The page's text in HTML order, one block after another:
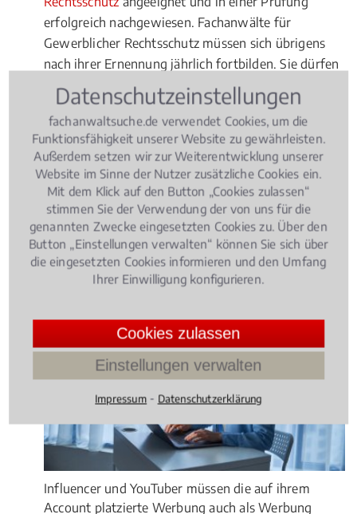
erfolgreich nachgewiesen. Fachanwälte für
Gewerblicher Rechtsschutz müssen sich übrigens
nach ihrer Ernennung jährlich fortbilden. Sie dürfen
auch nur in ingesamt drei Rechtsgebieten den Titel
"Fachanwalt" erwerben.
Rechtsbeiträge zu Europäische
Patente
gewerblichen Rechtsschutz, 29.03.2019(Update
08.06.2022)
Instagram, YouTube oder TikTok: Was
Influencer und YouTuber müssen die auf ihrem
Account platzierte Werbung auch als Werbung
Datenschutzeinstellungen
fachanwaltsuche.de verwendet Cookies, um die
Funktionsfähigkeit unserer Website zu gewährleisten.
Außerdem setzen wir zur Weiterentwicklung unserer
Website im Sinne der Nutzer zusätzliche Cookies ein.
Mit dem Klick auf den Button „Cookies zulassen“
stimmen Sie der Verwendung der von uns für die
genannten Zwecke eingesetzten Cookies zu. Über den
Button „Einstellungen verwalten“ können Sie sich über
die eingesetzten Cookies informieren und den Umfang
Ihrer Einwilligung konfigurieren.
Cookies zulassen
Einstellungen verwalten
Impressum ⁃ Datenschutzerklärung